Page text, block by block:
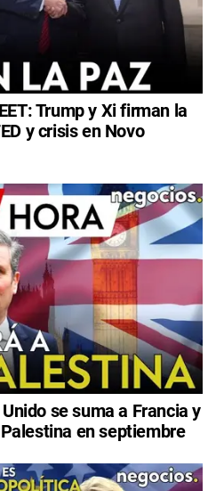
Trump y Xi firman la
y crisis en Novo
se suma a Francia y
en septiembre